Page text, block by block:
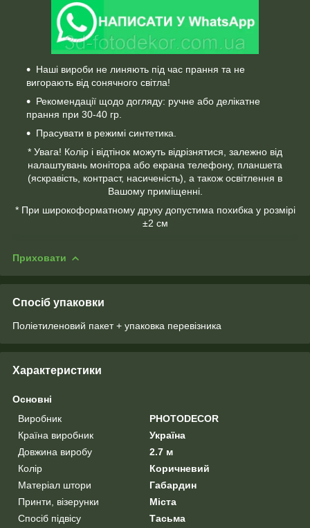
Наші вироби не линяють під час прання та не
вигорають від сонячного світла!
Рекомендації щодо догляду: ручне або делікатне
прання при 30-40 гр.
Прасувати в режимі синтетика.
* Увага! Колір і відтінок можуть відрізнятися, залежно від
налаштувань монітора або екрана телефону, планшета
(яскравість, контраст, насиченість), а також освітлення в
Вашому приміщенні.
* При широкоформатному друку допустима похибка у розмірі
±2 см
Приховати
Спосіб упаковки
Поліетиленовий пакет + упаковка перевізника
Характеристики
Основні
Виробник
PHOTODECOR
Країна виробник
Україна
Довжина виробу
2.7 м
Колір
Коричневий
Матеріал штори
Габардин
Принти, візерунки
Міста
Спосіб підвісу
Тасьма